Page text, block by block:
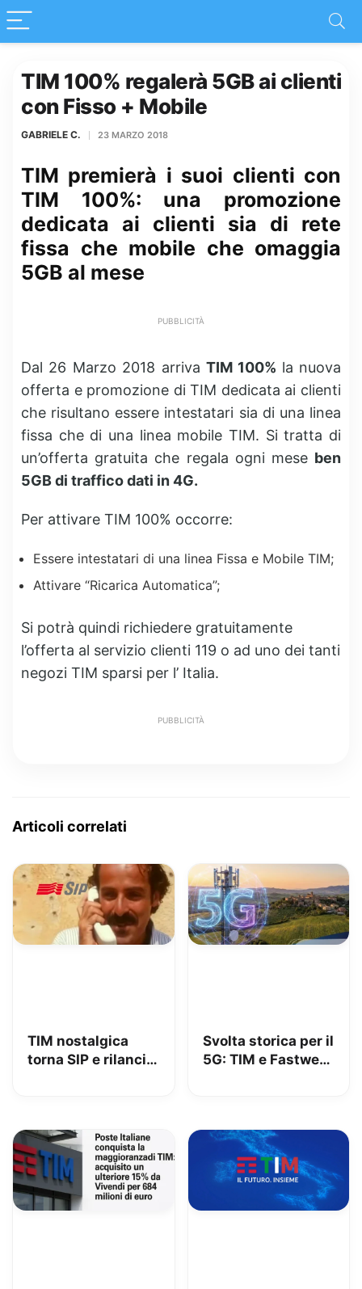
TIM 100% regalerà 5GB ai clienti
con Fisso + Mobile
GABRIELE C. 23 MARZO 2018
TIM premierà i suoi clienti con
TIM 100%: una promozione
dedicata ai clienti sia di rete
fissa che mobile che omaggia
5GB al mese
PUBBLICITÀ
Dal 26 Marzo 2018 arriva TIM 100% la nuova
offerta e promozione di TIM dedicata ai clienti
che risultano essere intestatari sia di una linea
fissa che di una linea mobile TIM. Si tratta di
un’offerta gratuita che regala ogni mese ben
5GB di traffico dati in 4G.
Per attivare TIM 100% occorre:
Essere intestatari di una linea Fissa e Mobile TIM;
Attivare “Ricarica Automatica”;
Si potrà quindi richiedere gratuitamente
l’offerta al servizio clienti 119 o ad uno dei tanti
negozi TIM sparsi per l’ Italia.
PUBBLICITÀ
Articoli correlati
TIM nostalgica
torna SIP e rilancia
Svolta storica per il
5G: TIM e Fastweb
senza segnale